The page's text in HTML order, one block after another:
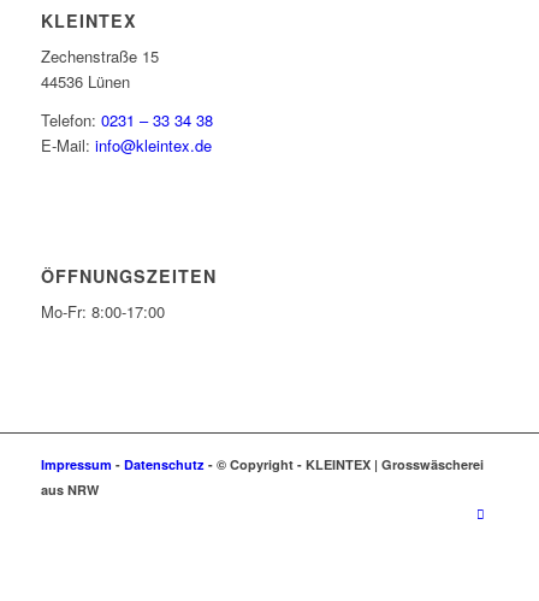
KLEINTEX
Zechenstraße 15
44536 Lünen
Telefon: 0231 – 33 34 38
E-Mail: info@kleintex.de
ÖFFNUNGSZEITEN
Mo-Fr: 8:00-17:00
Impressum - Datenschutz- © Copyright - KLEINTEX | Grosswäscherei
aus NRW